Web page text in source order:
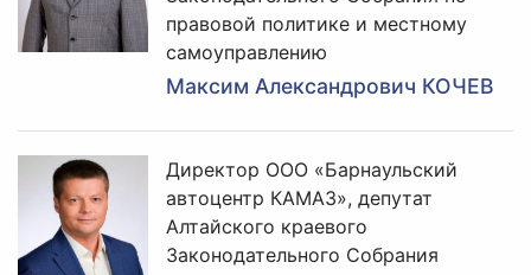
правовой политике и местному
самоуправлению
Максим Александрович КОЧЕВ
Директор ООО «Барнаульский
автоцентр КАМАЗ», депутат
Алтайского краевого
Законодательного Собрания